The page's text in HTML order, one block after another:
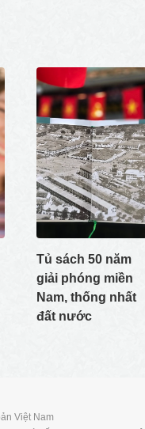
Tủ sách 50 năm
giải phóng miền
Nam, thống nhất
đất nước
Việt Nam